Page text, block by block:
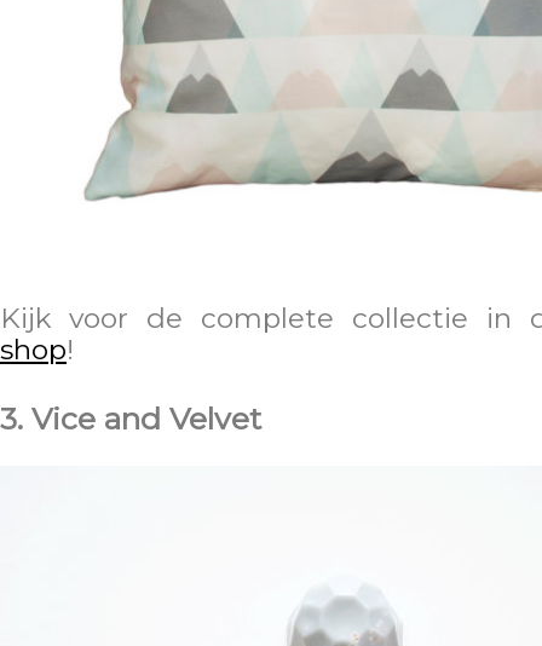
Kijk voor de complete collectie in
shop!
3. Vice and Velvet